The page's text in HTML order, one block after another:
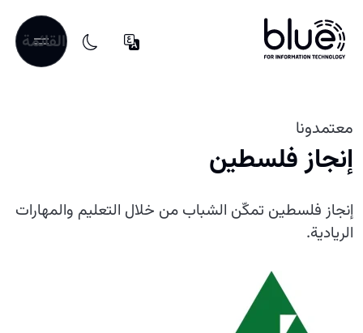
القائمة
معتمدونا
إنجاز فلسطين
إنجاز فلسطين تمكّن الشباب من خلال التعليم والمهارات
الريادية.